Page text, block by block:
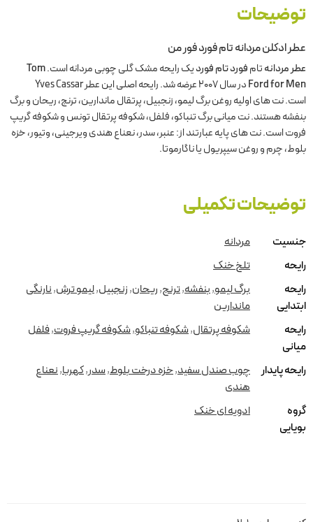
توضیحات
عطر ادکلن مردانه تام فورد فور من
عطر مردانهتامفورد تام فوردیک رایحه مشک گلی چوبی مردانه است.Tom
Ford for Men
در سال 2007 عرضه شد. رایحه اصلی این عطر Yves Cassar
است. نت های اولیه روغن برگ لیمو، زنجبیل، پرتقال ماندارین، ترنج، ریحان و برگ
بنفشه هستند. نت میانی برگ تنباکو، فلفل، شکوفه پرتقال تونس و شکوفه گریپ
فروت است. نت های پایه عبارتند از: عنبر، سدر، نعناع هندی ویرجینی، وتیور، خزه
بلوط، چرم و روغن سیپریول یا ناگارموتا.
توضیحات تکمیلی
جنسیت
مردانه
رایحه
تلخ خنک
رایحه
ابتدایی
برگ لیمو,بنفشه,ترنج,ریحان,زنجبیل,لیمو ترش,نارنگی
ماندارین
رایحه
میانی
شکوفه پرتقال,شکوفه تنباکو,شکوفه گریپ فروت,فلفل
رایحه پایدار چوب صندل سفید,خزه درخت بلوط,سدر,کهربا,نعناع
هندی
گروه
بویایی
ادویه ای خنک